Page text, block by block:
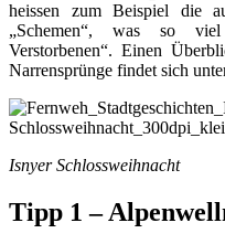
heissen zum Beispiel die
„Schemen“, was so
Verstorbenen“. Einen
Narrensprünge findet sich
Isnyer Schlossweihnacht
Tipp 1 –